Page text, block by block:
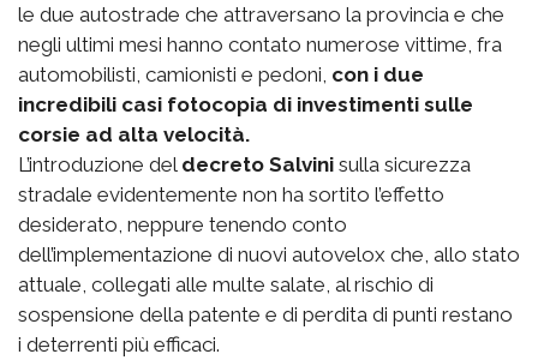
le due autostrade che attraversano la provincia e che
negli ultimi mesi hanno contato numerose vittime, fra
automobilisti, camionisti e pedoni, con i due
incredibili casi fotocopia di investimenti sulle
corsie ad alta velocità.
L’introduzione del decreto Salvini sulla sicurezza
stradale evidentemente non ha sortito l’effetto
desiderato, neppure tenendo conto
dell’implementazione di nuovi autovelox che, allo stato
attuale, collegati alle multe salate, al rischio di
sospensione della patente e di perdita di punti restano
i deterrenti più efficaci.